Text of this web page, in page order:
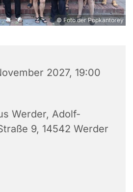
© Foto der Popkantorey
2027, 19:00
Werder, Adolf-
9, 14542 Werder